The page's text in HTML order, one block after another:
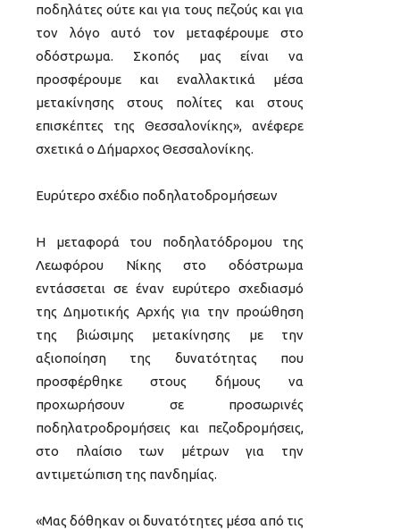
ποδηλάτες ούτε και για τους πεζούς και για
τον λόγο αυτό τον μεταφέρουμε στο
οδόστρωμα. Σκοπός μας είναι να
προσφέρουμε και εναλλακτικά μέσα
μετακίνησης στους πολίτες και στους
επισκέπτες της Θεσσαλονίκης», ανέφερε
σχετικά ο Δήμαρχος Θεσσαλονίκης.
Ευρύτερο σχέδιο ποδηλατοδρομήσεων
Η μεταφορά του ποδηλατόδρομου της
Λεωφόρου Νίκης στο οδόστρωμα
εντάσσεται σε έναν ευρύτερο σχεδιασμό
της Δημοτικής Αρχής για την προώθηση
της βιώσιμης μετακίνησης με την
αξιοποίηση της δυνατότητας που
προσφέρθηκε στους δήμους να
προχωρήσουν σε προσωρινές
ποδηλατροδρομήσεις και πεζοδρομήσεις,
στο πλαίσιο των μέτρων για την
αντιμετώπιση της πανδημίας.
«Μας δόθηκαν οι δυνατότητες μέσα από τις